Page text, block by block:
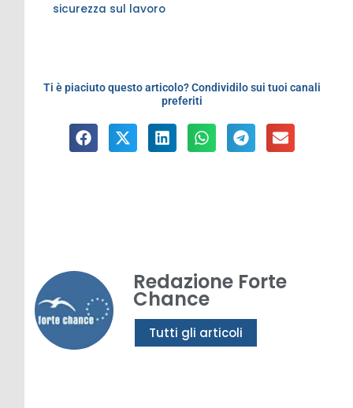
sicurezza sul lavoro
Ti è piaciuto questo articolo? Condividilo sui tuoi canali
preferiti
Redazione Forte
Chance
Tutti gli articoli